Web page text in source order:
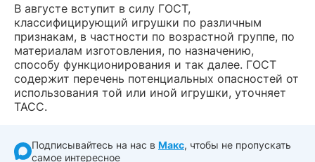
В августе вступит в силу ГОСТ,
классифицирующий игрушки по различным
признакам, в частности по возрастной группе, по
материалам изготовления, по назначению,
способу функционирования и так далее. ГОСТ
содержит перечень потенциальных опасностей от
использования той или иной игрушки, уточняет
ТАСС.
Подписывайтесь на нас в Макс, чтобы не пропускать
самое интересное